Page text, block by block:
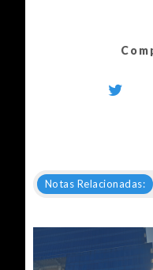
Notas Relacionadas: